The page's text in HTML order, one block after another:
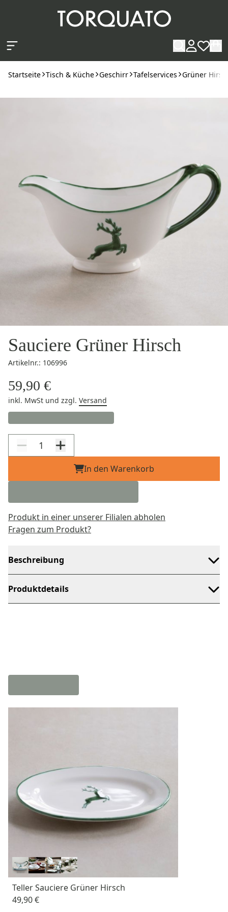
Startseite Tisch & Küche Geschirr Tafelservices Grüner
Sauciere Grüner Hirsch
Artikelnr.: 106996
59,90 €
inkl. MwSt und zzgl. Versand
In den Warenkorb
Produkt in einer unserer Filialen abholen
Fragen zum Produkt?
Beschreibung
Produktdetails
Teller Sauciere Grüner Hirsch
49,90 €